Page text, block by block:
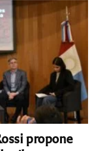
propone